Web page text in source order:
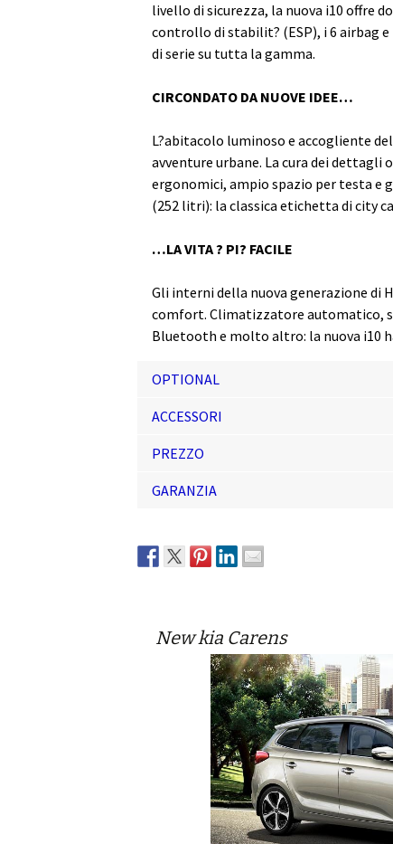
livello di sicurezza, la nuova i10 offre
controllo di stabilit? (ESP), i 6 airbag
di serie su tutta la gamma.
CIRCONDATO DA NUOVE IDEE…
L?abitacolo luminoso e accogliente
avventure urbane. La cura dei dettagli
ergonomici, ampio spazio per testa e
(252 litri): la classica etichetta di city
…LA VITA ? PI? FACILE
Gli interni della nuova generazione di
comfort. Climatizzatore automatico,
Bluetooth e molto altro: la nuova i10
OPTIONAL
ACCESSORI
PREZZO
GARANZIA
New kia Carens